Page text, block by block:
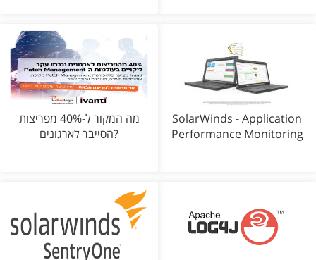
SolarWinds - Application
Performance Monitoring
מה המקור ל-40% מפריצות
הסייבר לארגונים?